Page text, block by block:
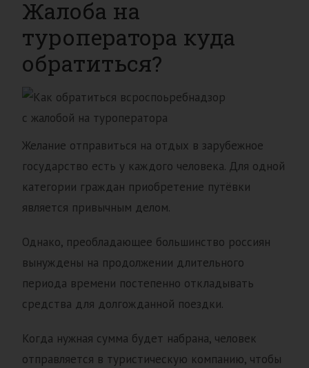
Жалоба на
туроператора куда
обратиться?
Желание отправиться на отдых в зарубежное
государство есть у каждого человека. Для одной
категории граждан приобретение путёвки
является привычным делом.
Однако, преобладающее большинство россиян
вынуждены на продолжении длительного
периода времени постепенно откладывать
средства для долгожданной поездки.
Когда нужная сумма будет набрана, человек
отправляется в туристическую компанию, чтобы